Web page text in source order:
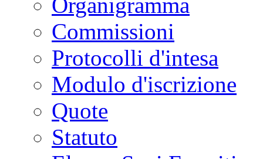
Organigramma
Commissioni
Protocolli d'intesa
Modulo d'iscrizione
Quote
Statuto